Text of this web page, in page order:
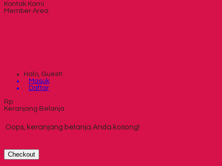
Kontak Kami
Member Area
Halo, Guest!
Masuk
Daftar
Rp
Keranjang Belanja
Oops, keranjang belanja Anda kosong!
Checkout